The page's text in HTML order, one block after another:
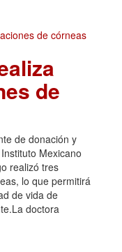
de
de donación y
Mexicano
realizó tres
lo que permitirá
de vida de
doctora